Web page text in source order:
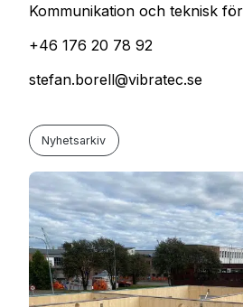
Kommunikation och teknisk
+46 176 20 78 92
stefan.borell@vibratec.se
Nyhetsarkiv